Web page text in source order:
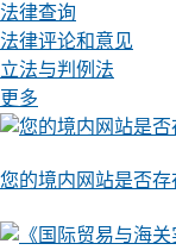
法律查询
法律评论和意见
立法与判例法
更多
您的境内网站是否存